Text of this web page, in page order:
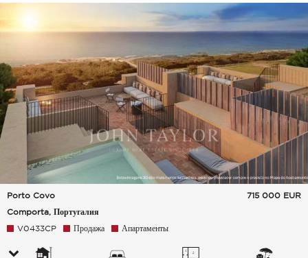
Porto Covo
Comporta, Португалия
715 000 EUR
V0433CP Продажа Апартаменты